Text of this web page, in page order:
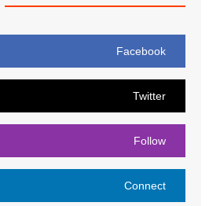
Facebook
Twitter
Follow
Connect